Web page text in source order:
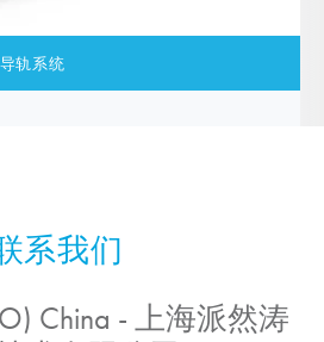
轨系统
China - 上海派然涛